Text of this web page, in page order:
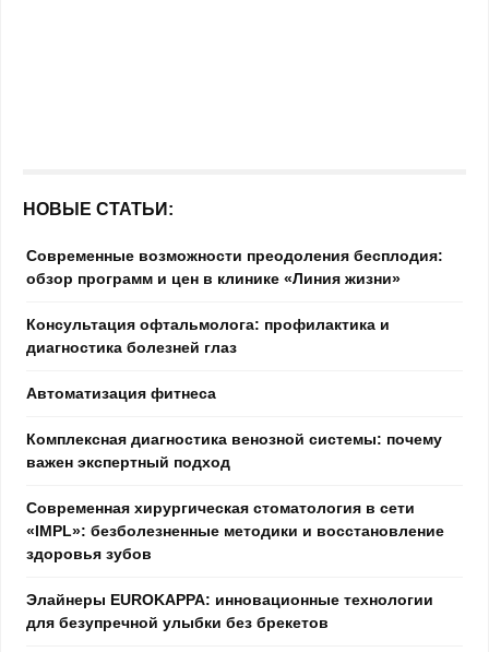
НОВЫЕ СТАТЬИ:
Современные возможности преодоления бесплодия:
обзор программ и цен в клинике «Линия жизни»
Консультация офтальмолога: профилактика и
диагностика болезней глаз
Автоматизация фитнеса
Комплексная диагностика венозной системы: почему
важен экспертный подход
Современная хирургическая стоматология в сети
«IMPL»: безболезненные методики и восстановление
здоровья зубов
Элайнеры EUROKAPPA: инновационные технологии
для безупречной улыбки без брекетов